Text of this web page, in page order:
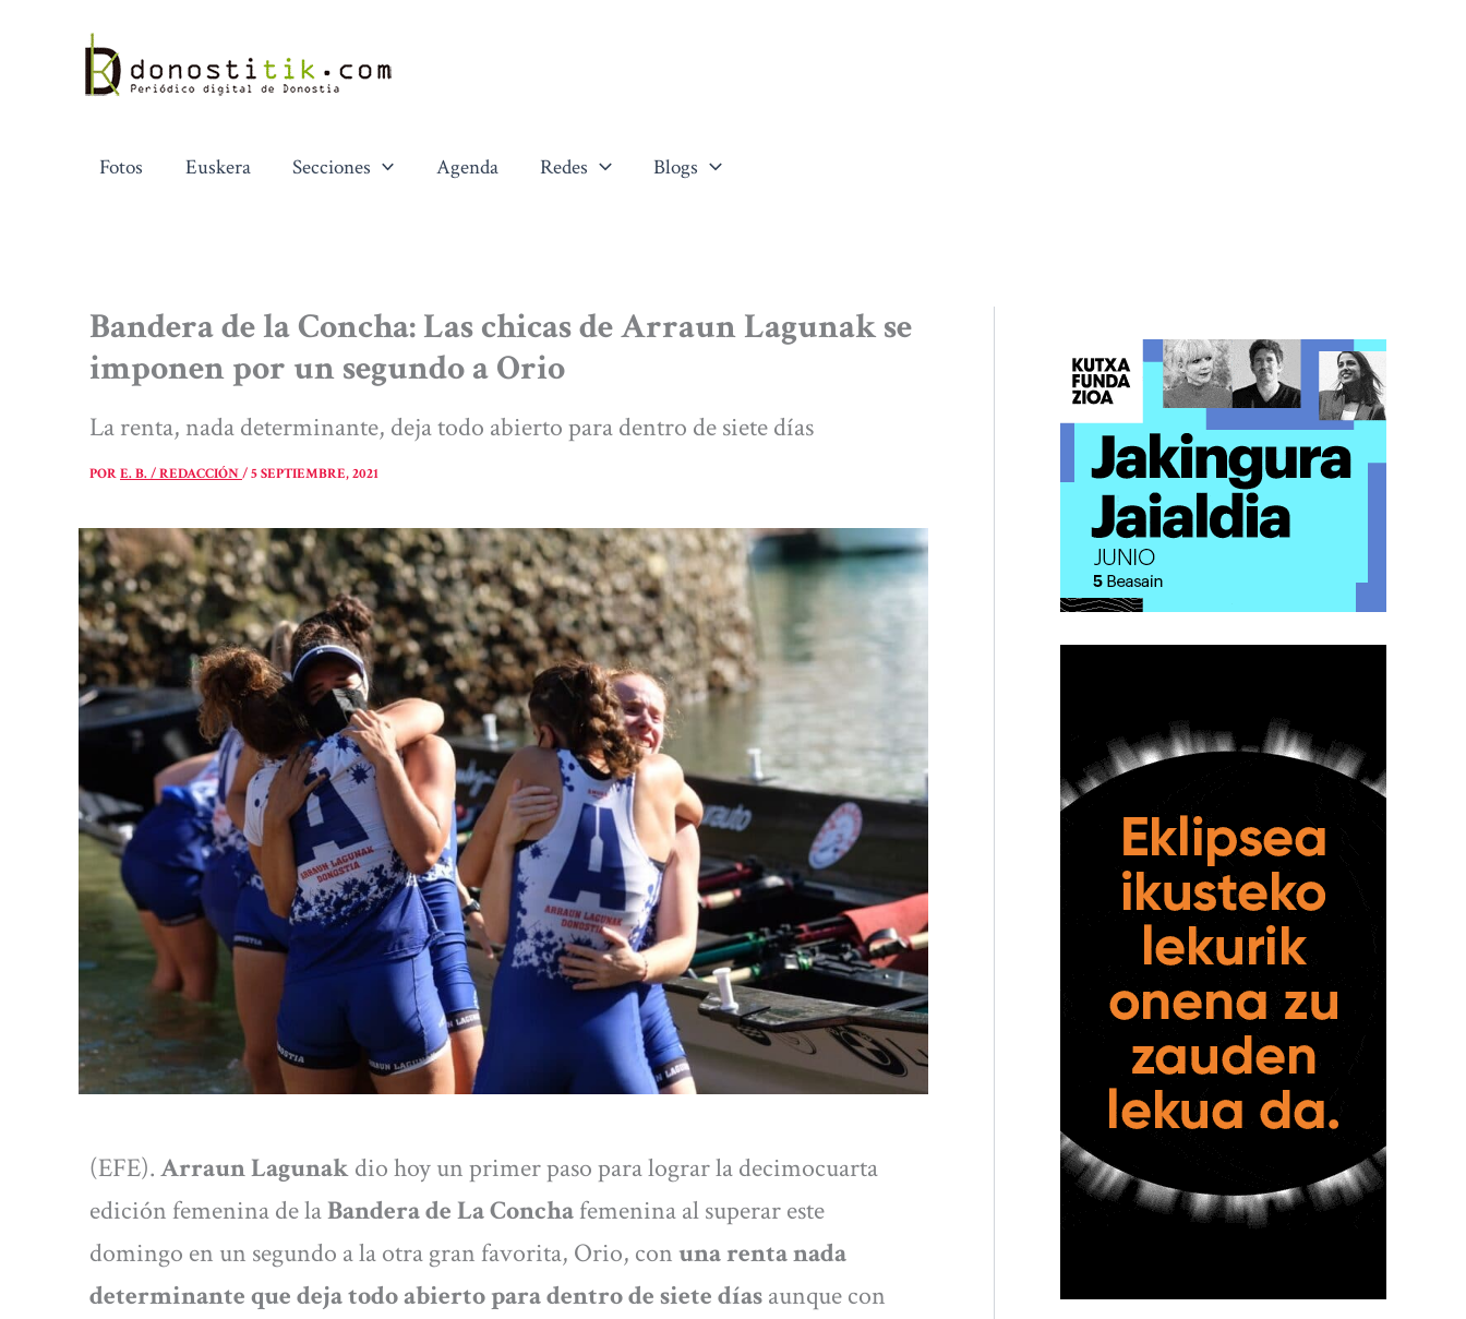
contenido
Fotos Euskera Secciones Agenda Redes Blogs
Bandera de la Concha: Las chicas de Arraun Lagunak se
imponen por un segundo a Orio
La renta, nada determinante, deja todo abierto para dentro de siete días
PORE. B. / REDACCIÓN/5 SEPTIEMBRE, 2021
(EFE).Arraun Lagunakdio hoy un primer paso para lograr la decimocuarta
edición femenina de laBandera de La Conchafemenina al superar este
domingo en un segundo a la otra gran favorita, Orio, con una renta nada
determinante que deja todo abierto para dentro de siete díasaunque con